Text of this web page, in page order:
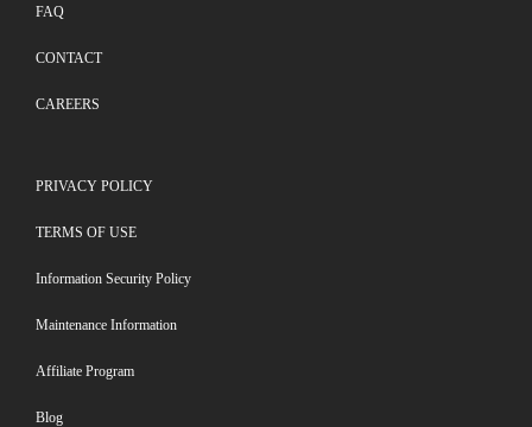
FAQ
CONTACT
CAREERS
PRIVACY POLICY
TERMS OF USE
Information Security Policy
Maintenance Information
Affiliate Program
Blog